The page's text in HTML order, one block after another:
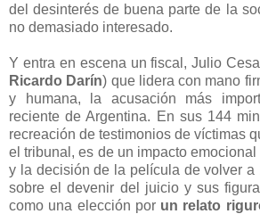
del desinterés de buena parte de la
no demasiado interesado.
Y entra en escena un fiscal, Julio
Ricardo Darín) que lidera con mano
y humana, la acusación más
reciente de Argentina. En sus 144
recreación de testimonios de víctimas
el tribunal, es de un impacto
y la decisión de la película de volver a
sobre el devenir del juicio y sus
como una elección por un relato